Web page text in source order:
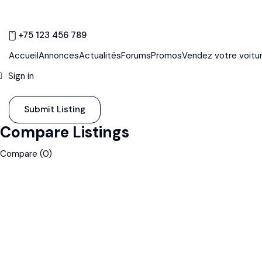
+75 123 456 789
AccueilAnnoncesActualitésForumsPromosVendez votre
Sign in
Submit Listing
Compare Listings
Compare (0)